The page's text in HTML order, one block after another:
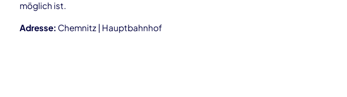
möglich ist.
Adresse: Chemnitz | Hauptbahnhof